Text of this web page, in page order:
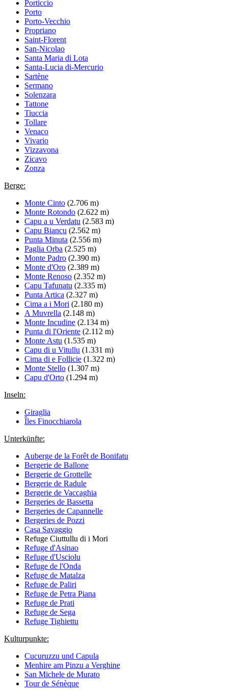
Porticcio
Porto
Porto-Vecchio
Propriano
Saint-Florent
San-Nicolao
Santa Maria di Lota
Santa-Lucia di-Mercurio
Sartène
Sermano
Solenzara
Tattone
Tiuccia
Tollare
Venaco
Vivario
Vizzavona
Zicavo
Zonza
Berge:
Monte Cinto (2.706 m)
Monte Rotondo (2.622 m)
Capu a u Verdatu (2.583 m)
Capu Biancu (2.562 m)
Punta Minuta (2.556 m)
Paglia Orba (2.525 m)
Monte Padro (2.390 m)
Monte d'Oro (2.389 m)
Monte Renoso (2.352 m)
Capu Tafunatu (2.335 m)
Punta Artica (2.327 m)
Cima a i Mori (2.180 m)
A Muvrella (2.148 m)
Monte Incudine (2.134 m)
Punta di l'Oriente (2.112 m)
Monte Astu (1.535 m)
Capu di u Vitullu (1.331 m)
Cima di e Follicie (1.322 m)
Monte Stello (1.307 m)
Capu d'Orto (1.294 m)
Inseln:
Giraglia
Îles Finocchiarola
Unterkünfte:
Auberge de la Forêt de Bonifatu
Bergerie de Ballone
Bergerie de Grottelle
Bergerie de Radule
Bergerie de Vaccaghia
Bergeries de Bassetta
Bergeries de Capannelle
Bergeries de Pozzi
Casa Savaggio
Refuge Ciuttullu di i Mori
Refuge d'Asinao
Refuge d'Usciolu
Refuge de l'Onda
Refuge de Matalza
Refuge de Paliri
Refuge de Petra Piana
Refuge de Prati
Refuge de Sega
Refuge Tighiettu
Kulturpunkte:
Cucuruzzu und Capula
Menhire am Pinzu a Verghine
San Michele de Murato
Tour de Sénèque